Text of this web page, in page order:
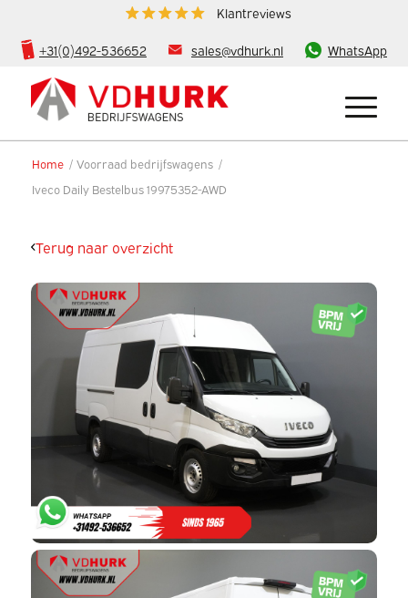
Klantreviews
+31(0)492-536652 sales@vdhurk.nl WhatsApp
Home / Voorraad bedrijfswagens /
Iveco Daily Bestelbus 19975352-AWD
Terug naar overzicht